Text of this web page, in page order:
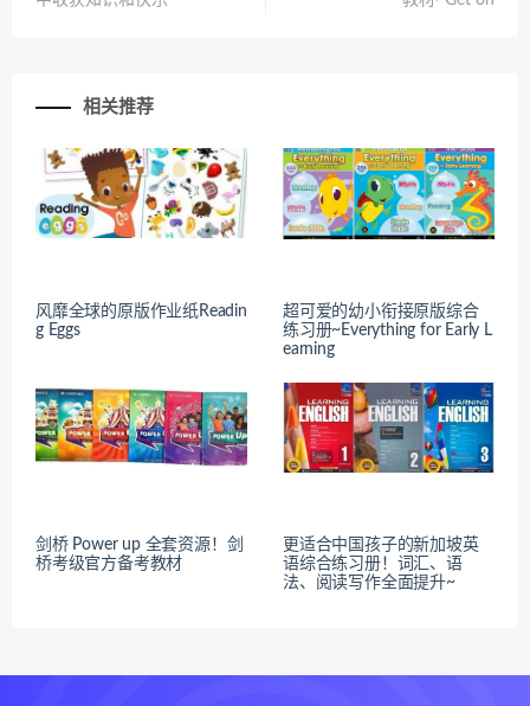
相关推荐
风靡全球的原版作业纸Readin
g Eggs
超可爱的幼小衔接原版综合
练习册~Everything for Early L
earning
剑桥 Power up 全套资源！剑
桥考级官方备考教材
更适合中国孩子的新加坡英
语综合练习册！词汇、语
法、阅读写作全面提升~